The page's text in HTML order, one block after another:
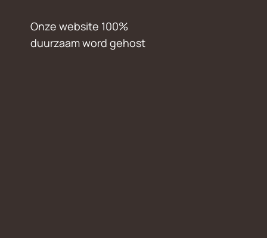
Onze website 100%
duurzaam word gehost